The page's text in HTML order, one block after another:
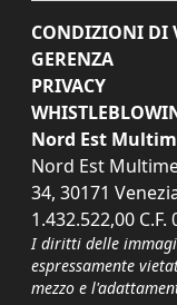
CONDIZIONI DI
GERENZA
PRIVACY
Nord Est
Nord Est
34, 30171
1.432.522,00 C.F.
I diritti delle
espressamente
mezzo e